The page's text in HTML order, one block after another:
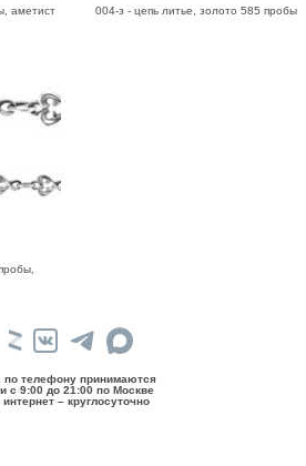
аметист 004-з - цепь литье, золото 585 пробы
по телефону принимаются
c 9:00 до 21:00 по Москве
– круглосуточно